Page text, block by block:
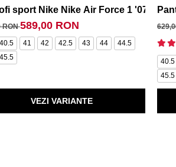
sport Nike Nike Air Force 1 '07 Lv8
RON589,00 RON
40.5 41 42 42.5 43 44
44.5
45.5
VEZI VARIANTE
40.5
45.5